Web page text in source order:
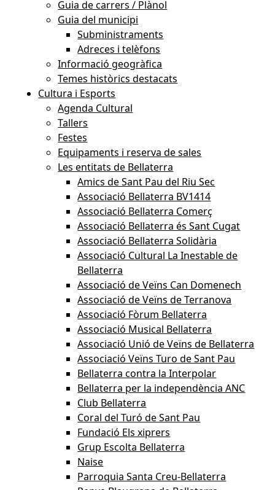
Guia de carrers / Plànol
Guia del municipi
Subministraments
Adreces i telèfons
Informació geogràfica
Temes històrics destacats
Cultura i Esports
Agenda Cultural
Tallers
Festes
Equipaments i reserva de sales
Les entitats de Bellaterra
Amics de Sant Pau del Riu Sec
Associació Bellaterra BV1414
Associació Bellaterra Comerç
Associació Bellaterra és Sant Cugat
Associació Bellaterra Solidària
Associació Cultural La Inestable de
Bellaterra
Associació de Veïns Can Domenech
Associació de Veïns de Terranova
Associació Fòrum Bellaterra
Associació Musical Bellaterra
Associació Unió de Veïns de Bellaterra
Associació Veïns Turo de Sant Pau
Bellaterra contra la Interpolar
Bellaterra per la independència ANC
Club Bellaterra
Coral del Turó de Sant Pau
Fundació Els xiprers
Grup Escolta Bellaterra
Naise
Parroquia Santa Creu-Bellaterra